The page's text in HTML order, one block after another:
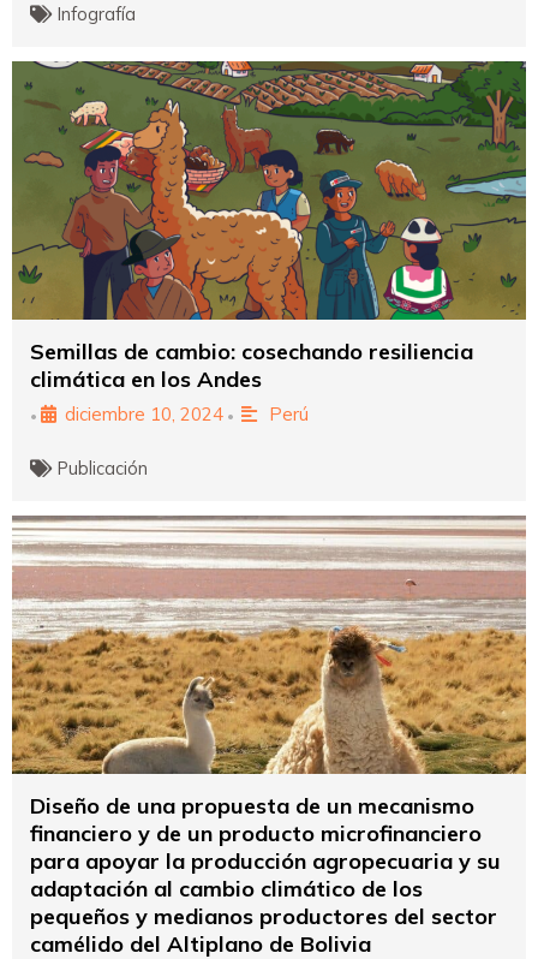
Infografía
Semillas de cambio: cosechando resiliencia
climática en los Andes
• diciembre 10, 2024 • Perú
Publicación
Diseño de una propuesta de un mecanismo
financiero y de un producto microfinanciero
para apoyar la producción agropecuaria y su
adaptación al cambio climático de los
pequeños y medianos productores del sector
camélido del Altiplano de Bolivia